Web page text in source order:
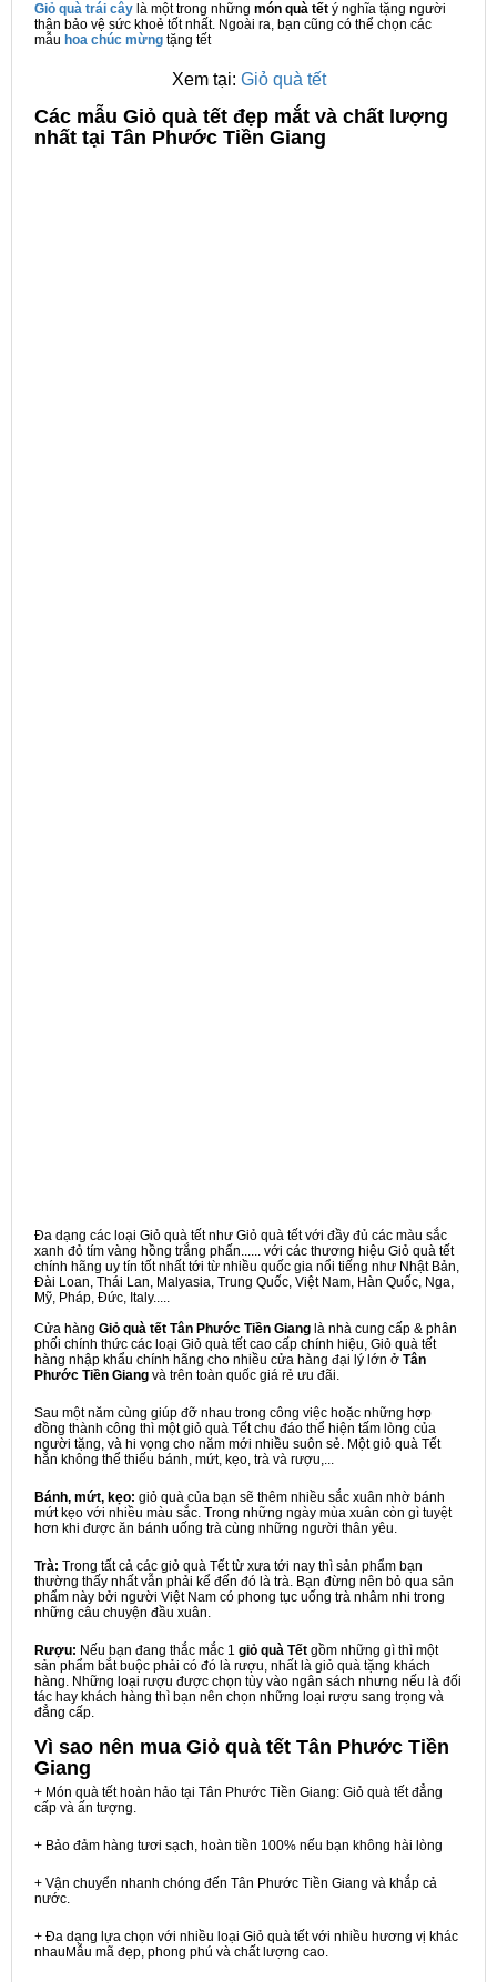
Giỏ quà trái cây là một trong những món quà tết ý nghĩa tặng người
thân bảo vệ sức khoẻ tốt nhất. Ngoài ra, bạn cũng có thể chọn các
mẫu hoa chúc mừng tặng tết
Xem tại: Giỏ quà tết
Các mẫu Giỏ quà tết đẹp mắt và chất lượng
nhất tại Tân Phước Tiền Giang
Đa dạng các loại Giỏ quà tết như Giỏ quà tết với đầy đủ các màu sắc
xanh đỏ tím vàng hồng trắng phấn...... với các thương hiệu Giỏ quà tết
chính hãng uy tín tốt nhất tới từ nhiều quốc gia nổi tiếng như Nhật Bản,
Đài Loan, Thái Lan, Malyasia, Trung Quốc, Việt Nam, Hàn Quốc, Nga,
Mỹ, Pháp, Đức, Italy.....
Cửa hàng Giỏ quà tết Tân Phước Tiền Giang là nhà cung cấp & phân
phối chính thức các loại Giỏ quà tết cao cấp chính hiệu, Giỏ quà tết
hàng nhập khẩu chính hãng cho nhiều cửa hàng đại lý lớn ở Tân
Phước Tiền Giang và trên toàn quốc giá rẻ ưu đãi.
Sau một năm cùng giúp đỡ nhau trong công việc hoặc những hợp
đồng thành công thì một giỏ quà Tết chu đáo thể hiện tấm lòng của
người tặng, và hi vọng cho năm mới nhiều suôn sẻ. Một giỏ quà Tết
hẳn không thể thiếu bánh, mứt, kẹo, trà và rượu,...
Bánh, mứt, kẹo: giỏ quà của bạn sẽ thêm nhiều sắc xuân nhờ bánh
mứt kẹo với nhiều màu sắc. Trong những ngày mùa xuân còn gì tuyệt
hơn khi được ăn bánh uống trà cùng những người thân yêu.
Trà: Trong tất cả các giỏ quà Tết từ xưa tới nay thì sản phẩm bạn
thường thấy nhất vẫn phải kể đến đó là trà. Bạn đừng nên bỏ qua sản
phẩm này bởi người Việt Nam có phong tục uống trà nhâm nhi trong
những câu chuyện đầu xuân.
Rượu: Nếu bạn đang thắc mắc 1 giỏ quà Tết gồm những gì thì một
sản phẩm bắt buộc phải có đó là rượu, nhất là giỏ quà tặng khách
hàng. Những loại rượu được chọn tùy vào ngân sách nhưng nếu là đối
tác hay khách hàng thì bạn nên chọn những loại rượu sang trọng và
đẳng cấp.
Vì sao nên mua Giỏ quà tết Tân Phước Tiền
Giang
+ Món quà tết hoàn hảo tại Tân Phước Tiền Giang: Giỏ quà tết đẳng
cấp và ấn tượng.
+ Bảo đảm hàng tươi sạch, hoàn tiền 100% nếu bạn không hài lòng
+ Vận chuyển nhanh chóng đến Tân Phước Tiền Giang và khắp cả
nước.
+ Đa dạng lựa chọn với nhiều loại Giỏ quà tết với nhiều hương vị khác
nhauMẫu mã đẹp, phong phú và chất lượng cao.